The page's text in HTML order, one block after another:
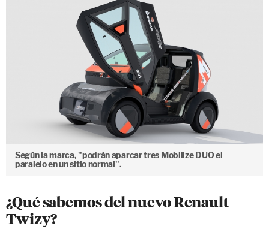
Según la marca, "podrán aparcar tres Mobilize DUO el
paralelo en un sitio normal".
¿Qué sabemos del nuevo Renault
Twizy?